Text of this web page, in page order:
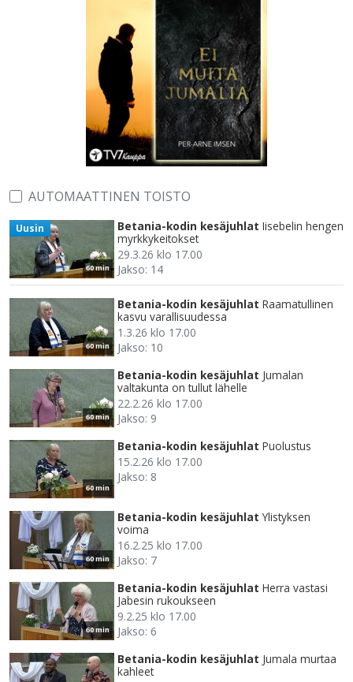
AUTOMAATTINEN TOISTO
60 min
Uusin Betania-kodin kesäjuhlat Iisebelin hengen
myrkkykeitokset
29.3.26 klo 17.00
Jakso: 14
60 min
Betania-kodin kesäjuhlat Raamatullinen
kasvu varallisuudessa
1.3.26 klo 17.00
Jakso: 10
60 min
Betania-kodin kesäjuhlat Jumalan
valtakunta on tullut lähelle
22.2.26 klo 17.00
Jakso: 9
60 min
Betania-kodin kesäjuhlat Puolustus
15.2.26 klo 17.00
Jakso: 8
60 min
Betania-kodin kesäjuhlat Ylistyksen
voima
16.2.25 klo 17.00
Jakso: 7
60 min
Betania-kodin kesäjuhlat Herra vastasi
Jabesin rukoukseen
9.2.25 klo 17.00
Jakso: 6
Betania-kodin kesäjuhlat Jumala murtaa
kahleet